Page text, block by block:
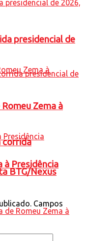
corrida
BTG/Nexus
presidencial de
Zema à
à Presidência
Campos